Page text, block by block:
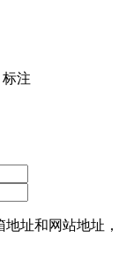
标注
址和网站地址，